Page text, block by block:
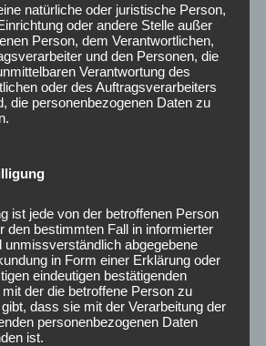
–
was möglich ist
natürliche oder juristische Person,
oder andere Stelle außer
Person, dem Verantwortlichen,
und den Personen, die
Verantwortung des
oder des Auftragsverarbeiters
die personenbezogenen Daten zu
ist jede von der betroffenen Person
den bestimmten Fall in informierter
unmissverständlich abgegebene
in Form einer Erklärung oder
eindeutigen bestätigenden
mit der die betroffene Person zu
dass sie mit der Verarbeitung der
personenbezogenen Daten
ist.